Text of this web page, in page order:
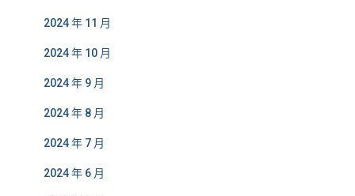
2024 年 11 月
2024 年 10 月
2024 年 9 月
2024 年 8 月
2024 年 7 月
2024 年 6 月